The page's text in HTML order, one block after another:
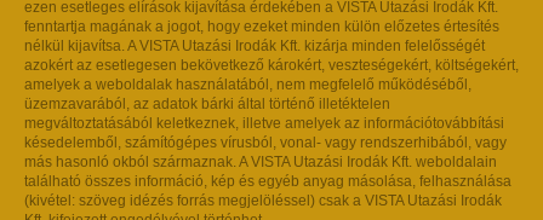
ezen esetleges elírások kijavítása érdekében a VISTA Utazási Irodák Kft.
fenntartja magának a jogot, hogy ezeket minden külön előzetes értesítés
nélkül kijavítsa. A VISTA Utazási Irodák Kft. kizárja minden felelősségét
azokért az esetlegesen bekövetkező károkért, veszteségekért, költségekért,
amelyek a weboldalak használatából, nem megfelelő működéséből,
üzemzavarából, az adatok bárki által történő illetéktelen
megváltoztatásából keletkeznek, illetve amelyek az információtovábbítási
késedelemből, számítógépes vírusból, vonal- vagy rendszerhibából, vagy
más hasonló okból származnak. A VISTA Utazási Irodák Kft. weboldalain
található összes információ, kép és egyéb anyag másolása, felhasználása
(kivétel: szöveg idézés forrás megjelöléssel) csak a VISTA Utazási Irodák